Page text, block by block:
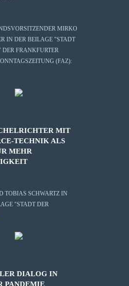
MIRKO
IN DER BEILAGE "STADT
FRANKFURTER
(FAZ):
MIT
TECHNIK ALS
MEHR
TOBIAS SCHWARTZ IN
"STADT DER
DIALOG IN
PANDEMIE